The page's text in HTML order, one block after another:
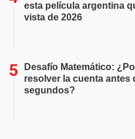
esta película argentina
vista de 2026
Desafío Matemático:
resolver la cuenta antes
segundos?